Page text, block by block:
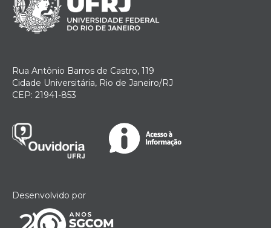
Rua Antônio Barros de Castro, 119
Cidade Universitária, Rio de Janeiro/RJ
CEP: 21941-853
Desenvolvido por